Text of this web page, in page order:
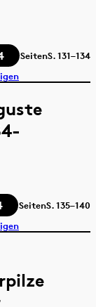
SeitenS.131–134
SeitenS.135–140